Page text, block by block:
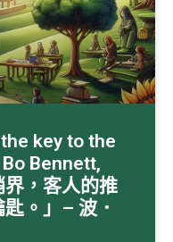
key to the
Bennett,
，客人的推
。」– 波．